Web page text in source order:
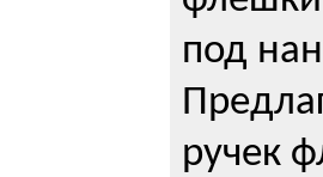
под
ручек